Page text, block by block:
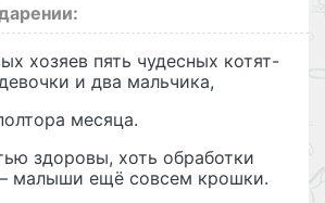
хозяев пять чудесных котят-
и два мальчика,
месяца.
здоровы, хоть обработки
малыши ещё совсем крошки.